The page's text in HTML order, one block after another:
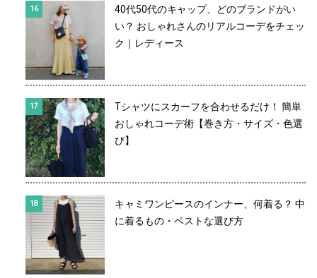
40代50代のキャップ、どのブランドがい
い？ おしゃれさんのリアルコーデをチェッ
ク｜レディース
Tシャツにスカーフを合わせるだけ！ 簡単
おしゃれコーデ術【巻き方・サイズ・色選
び】
キャミワンピースのインナー、何着る？ 中
に着るもの・ベストな選び方